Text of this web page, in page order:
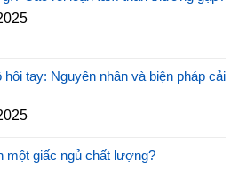
tay: Nguyên nhân và biện pháp cải
một giấc ngủ chất lượng?